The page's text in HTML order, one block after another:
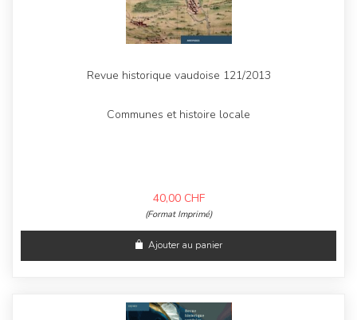
Revue historique vaudoise 121/2013
Communes et histoire locale
40,00 CHF
(Format Imprimé)
Ajouter au panier